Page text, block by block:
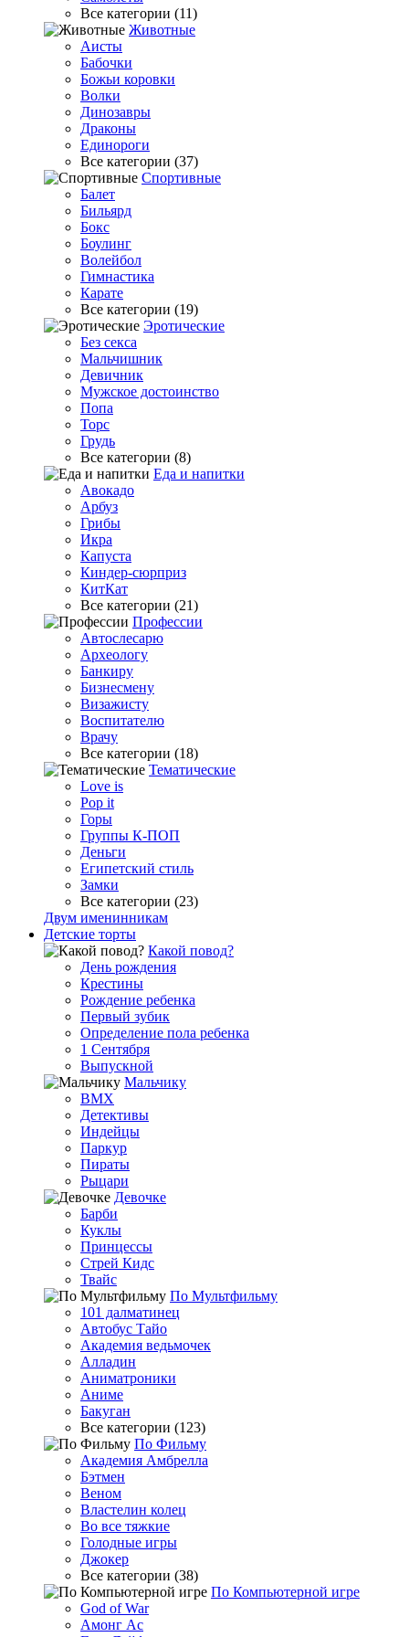
Все категории (11)
Животные
Аисты
Бабочки
Божьи коровки
Волки
Динозавры
Драконы
Единороги
Все категории (37)
Спортивные
Балет
Бильярд
Бокс
Боулинг
Волейбол
Гимнастика
Карате
Все категории (19)
Эротические
Без секса
Мальчишник
Девичник
Мужское достоинство
Попа
Торс
Грудь
Все категории (8)
Еда и напитки
Авокадо
Арбуз
Грибы
Икра
Капуста
Киндер-сюрприз
КитКат
Все категории (21)
Профессии
Автослесарю
Археологу
Банкиру
Бизнесмену
Визажисту
Воспитателю
Врачу
Все категории (18)
Тематические
Love is
Pop it
Горы
Группы К-ПОП
Деньги
Египетский стиль
Замки
Все категории (23)
Двум именинникам
Детские торты
Какой повод?
День рождения
Крестины
Рождение ребенка
Первый зубик
Определение пола ребенка
1 Сентября
Выпускной
Мальчику
BMX
Детективы
Индейцы
Паркур
Пираты
Рыцари
Девочке
Барби
Куклы
Принцессы
Стрей Кидс
Твайс
По Мультфильму
101 далматинец
Автобус Тайо
Академия ведьмочек
Алладин
Аниматроники
Аниме
Бакуган
Все категории (123)
По Фильму
Академия Амбрелла
Бэтмен
Веном
Властелин колец
Во все тяжкие
Голодные игры
Джокер
Все категории (38)
По Компьютерной игре
God of War
Амонг Ас